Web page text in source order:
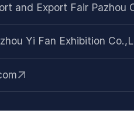
and Export Fair Pazhou
Yi Fan Exhibition